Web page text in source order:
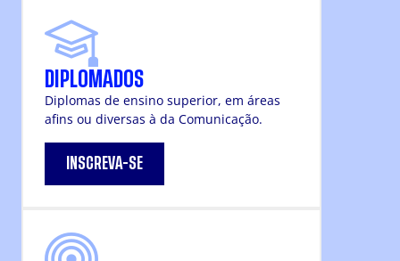
DIPLOMADOS
Diplomas de ensino superior, em áreas
afins ou diversas à da Comunicação.
INSCREVA-SE